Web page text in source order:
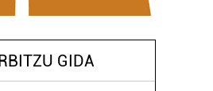
GIDA